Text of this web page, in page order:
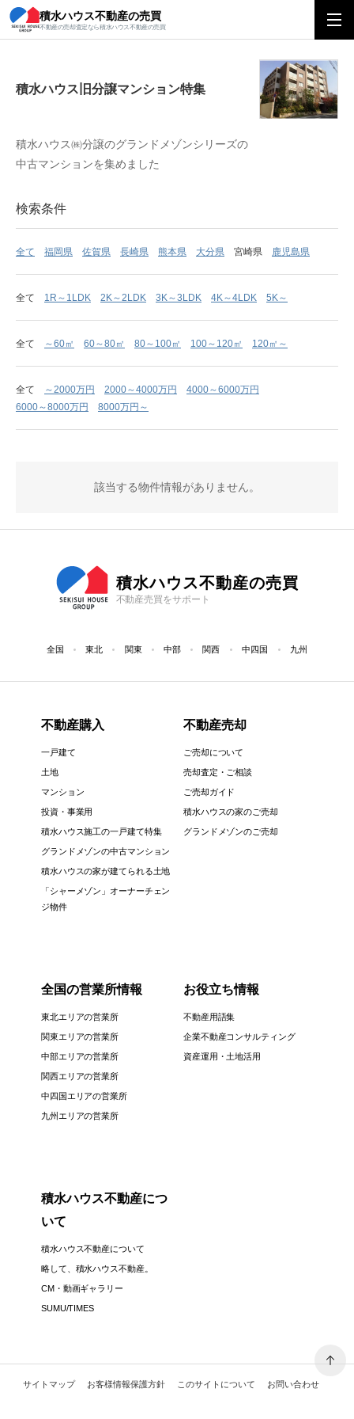
積水ハウス不動産の売買
不動産の売却査定なら積水ハウス不動産の売買
積水ハウス旧分譲マンション特集
積水ハウス旧分譲マンション特集
積水ハウス㈱分譲のグランドメゾンシリーズの
中古マンションを集めました
検索条件
全て 福岡県 佐賀県 長崎県 熊本県 大分県 宮崎県 鹿児島県
全て 1R～1LDK 2K～2LDK 3K～3LDK 4K～4LDK 5K～
全て ～60㎡ 60～80㎡ 80～100㎡ 100～120㎡ 120㎡～
全て ～2000万円 2000～4000万円
4000～6000万円
6000～8000万円
8000万円～
該当する物件情報がありません。
積水ハウス不動産の売買
不動産売買をサポート
全国 東北 関東 中部 関西 中四国 九州
不動産購入
一戸建て
土地
マンション
投資・事業用
積水ハウス施工の一戸建て特集
グランドメゾンの中古マンション
積水ハウスの家が建てられる土地
「シャーメゾン」オーナーチェン
ジ物件
不動産売却
ご売却について
売却査定・ご相談
ご売却ガイド
積水ハウスの家のご売却
グランドメゾンのご売却
全国の営業所情報
東北エリアの営業所
関東エリアの営業所
中部エリアの営業所
関西エリアの営業所
中四国エリアの営業所
九州エリアの営業所
お役立ち情報
不動産用語集
企業不動産コンサルティング
資産運用・土地活用
積水ハウス不動産につ
いて
積水ハウス不動産について
略して、積水ハウス不動産。
CM・動画ギャラリー
SUMU/TIMES
サイトマップ お客様情報保護方針 このサイトについて お問い合わせ